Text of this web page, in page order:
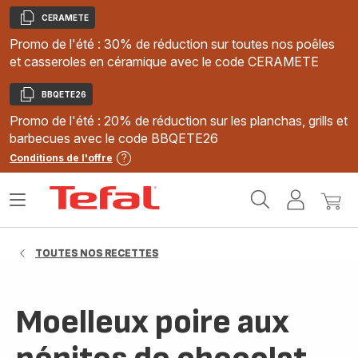
Copier
CERAMETE
Promo de l'été : 30% de réduction sur toutes nos poêles
et casseroles en céramique avec le code CERAMETE
Copier
BBQETE26
Promo de l'été : 20% de réduction sur les planchas, grills et
barbecues avec le code BBQETE26
Conditions de l'offre
MonMon
Ouvrir
TOUTES NOS RECETTES
Moelleux poire aux